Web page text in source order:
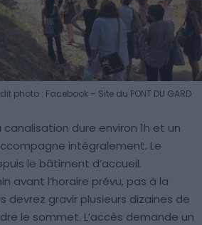
photo : Facebook – Site du PONT DU GARD
dure environ 1h et un
intégralement. Le
le bâtiment d’accueil.
avant l’horaire prévu, pas à la
devrez gravir plusieurs dizaines de
le sommet. L’accès demande un